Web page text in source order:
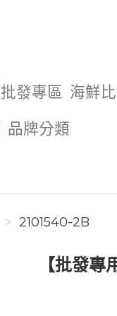
批發專區 海鮮
品牌分類
2101540-2B
【批發